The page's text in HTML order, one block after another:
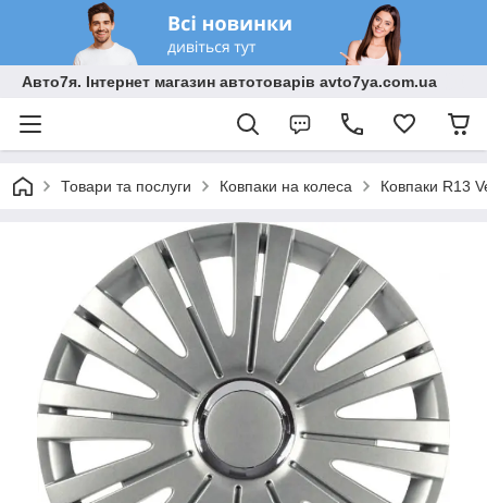
Авто7я. Інтернет магазин автотоварів avto7ya.com.ua
Товари та послуги Ковпаки на колеса Ковпаки R13